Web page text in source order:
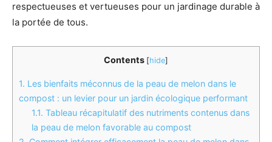
respectueuses et vertueuses pour un jardinage durable à
la portée de tous.
Contents [hide]
1. Les bienfaits méconnus de la peau de melon dans le
compost : un levier pour un jardin écologique performant
1.1. Tableau récapitulatif des nutriments contenus dans
la peau de melon favorable au compost